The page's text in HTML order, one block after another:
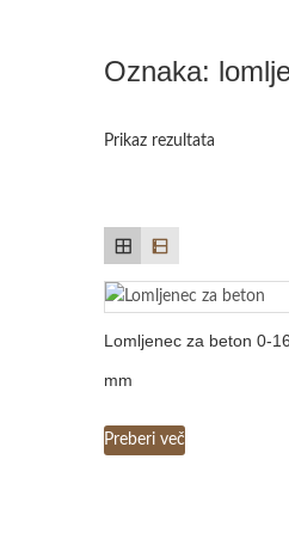
Oznaka:
Prikaz rezultata
Lomljenec za beton 0-16
mm
Preberi več